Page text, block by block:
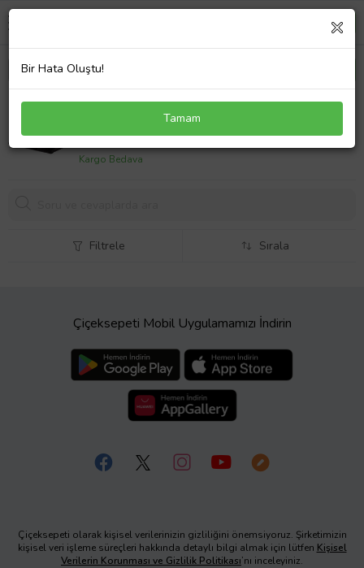
TX TXACNBRED Red Alert 6 Led Fanlı Dijital Fan
Kontrolcülü, Yükseklik Ayarlı Sogutucu
839,90 TL
Kargo Bedava
Filtrele Sırala
Çiçeksepeti Mobil Uygulamamızı İndirin
Çiçeksepeti olarak kişisel verilerinizin gizliliğini önemsiyoruz. Şirketimizin
kişisel veri işleme süreçleri hakkında detaylı bilgi almak için lütfen Kişisel
Verilerin Korunması ve Gizlilik Politikası’nı inceleyiniz.
Bir Hata Oluştu!
Tamam